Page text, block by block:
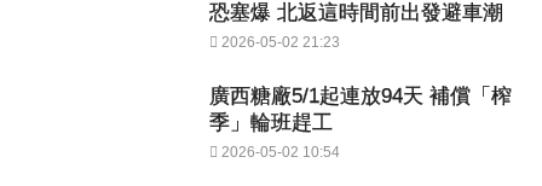
恐塞爆 北返這時間前出發避車潮
2026-05-02 21:23
廣西糖廠5/1起連放94天 補償「榨
季」輪班趕工
2026-05-02 10:54